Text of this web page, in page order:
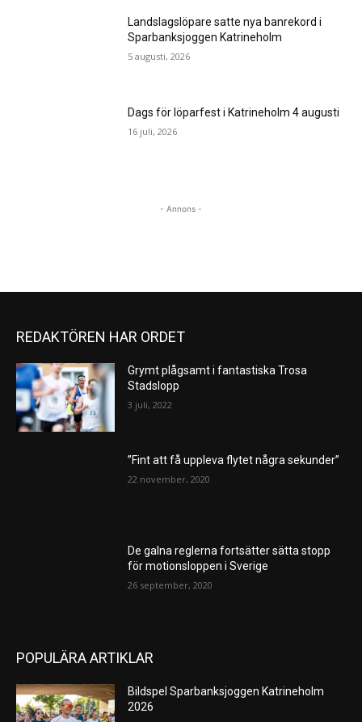
Landslagslöpare satte nya banrekord i
Sparbanksjoggen Katrineholm
5 augusti, 2026
Dags för löparfest i Katrineholm 4 augusti
16 juli, 2026
- Annons -
REDAKTÖREN HAR ORDET
Grymt plågsamt i fantastiska Trosa
Stadslopp
3 juli, 2022
”Fint att få uppleva flytet några sekunder”
22 november, 2020
De galna reglerna fortsätter sätta stopp
för motionsloppen i Sverige
26 september, 2020
POPULÄRA ARTIKLAR
Bildspel Sparbanksjoggen Katrineholm
2026